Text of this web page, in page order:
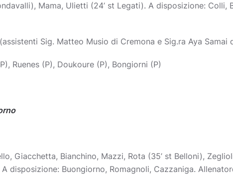
Mama, Ulietti (24’ st Legati). A disposizione: Colli,
Sig. Matteo Musio di Cremona e Sig.ra Aya Samai
Ruenes (P), Doukoure (P), Bongiorni (P)
Giacchetta, Bianchino, Mazzi, Rota (35’ st Belloni),
disposizione: Buongiorno, Romagnoli, Cazzaniga.